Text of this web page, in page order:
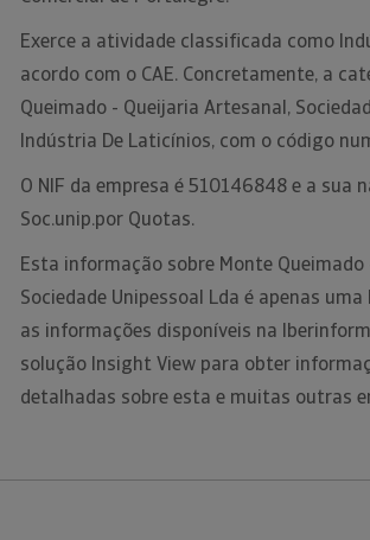
Exerce a atividade classificada como
acordo com o CAE. Concretamente, a
Queimado - Queijaria Artesanal,
Indústria De Laticínios, com o código
O NIF da empresa é 510146848 e a sua
Soc.unip.por Quotas.
Esta informação sobre Monte
Sociedade Unipessoal Lda é apenas
as informações disponíveis na
solução Insight View para obter
detalhadas sobre esta e muitas outras